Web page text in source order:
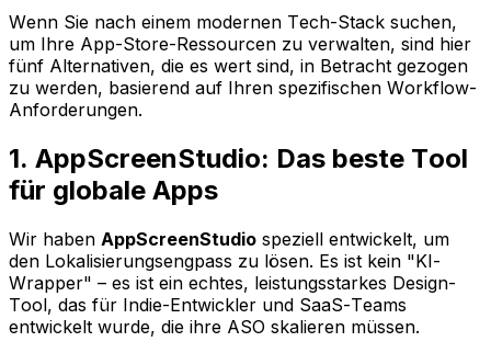
Wenn Sie nach einem modernen Tech-Stack suchen,
um Ihre App-Store-Ressourcen zu verwalten, sind hier
fünf Alternativen, die es wert sind, in Betracht gezogen
zu werden, basierend auf Ihren spezifischen Workflow-
Anforderungen.
1. AppScreenStudio: Das beste Tool
für globale Apps
Wir haben AppScreenStudio speziell entwickelt, um
den Lokalisierungsengpass zu lösen. Es ist kein "KI-
Wrapper" – es ist ein echtes, leistungsstarkes Design-
Tool, das für Indie-Entwickler und SaaS-Teams
entwickelt wurde, die ihre ASO skalieren müssen.